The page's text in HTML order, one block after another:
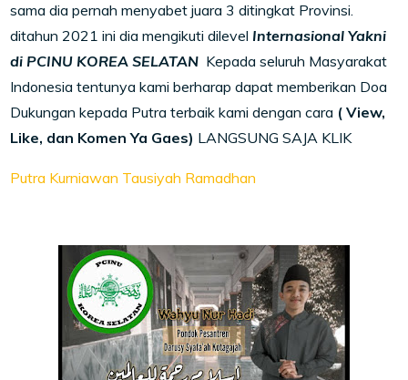
sama dia pernah menyabet juara 3 ditingkat Provinsi.
ditahun 2021 ini dia mengikuti dilevel Internasional Yakni
di PCINU KOREA SELATAN Kepada seluruh Masyarakat
Indonesia tentunya kami berharap dapat memberikan Doa
Dukungan kepada Putra terbaik kami dengan cara ( View,
Like, dan Komen Ya Gaes) LANGSUNG SAJA KLIK
Putra Kurniawan Tausiyah Ramadhan